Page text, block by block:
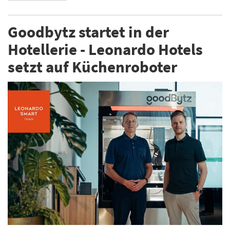
Goodbytz startet in der
Hotellerie - Leonardo Hotels
setzt auf Küchenroboter